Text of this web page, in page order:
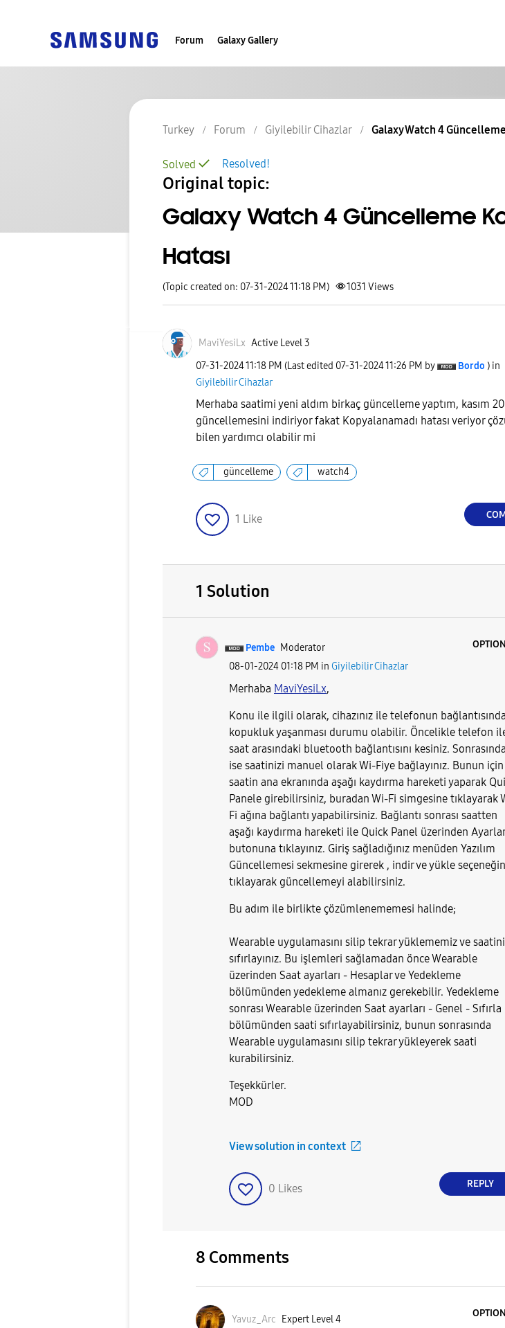
Forum Galaxy Gallery
Turkey Forum Giyilebilir Cihazlar Galaxy Watch 4
Resolved!
Solved
Original topic:
Galaxy Watch 4 Güncelleme
Hatası
(Topic created on: 07-31-2024 11:18 PM) 1031 Views
MaviYesiLx Active Level 3
‎07-31-202411:18 PM (Last edited ‎07-31-202411:26 PM by Bordo ) in
Giyilebilir Cihazlar
Merhaba saatimi yeni aldım birkaç güncelleme yaptım, kasım
güncellemesini indiriyor fakat Kopyalanamadı hatası veriyor
bilen yardımcı olabilir mi
güncelleme watch4
1 Like
1 Solution
Pembe Moderator
‎08-01-2024 01:18 PM in Giyilebilir Cihazlar
Merhaba MaviYesiLx,
Konu ile ilgili olarak, cihazınız ile telefonun
kopukluk yaşanması durumu olabilir. Öncelikle telefon
saat arasındaki bluetooth bağlantısını kesiniz. Sonrasında
ise saatinizi manuel olarak Wi-Fiye bağlayınız. Bunun için
saatin ana ekranında aşağı kaydırma hareketi yaparak
Panele girebilirsiniz, buradan Wi-Fi simgesine tıklayarak
Fi ağına bağlantı yapabilirsiniz. Bağlantı sonrası saatten
aşağı kaydırma hareketi ile Quick Panel üzerinden Ayarlar
butonuna tıklayınız. Giriş sağladığınız menüden Yazılım
Güncellemesi sekmesine girerek , indir ve yükle
tıklayarak güncellemeyi alabilirsiniz.
Bu adım ile birlikte çözümlenememesi halinde;
Wearable uygulamasını silip tekrar yüklememiz ve
sıfırlayınız. Bu işlemleri sağlamadan önce Wearable
üzerinden Saat ayarları - Hesaplar ve Yedekleme
bölümünden yedekleme almanız gerekebilir. Yedekleme
sonrası Wearable üzerinden Saat ayarları - Genel - Sıfırla
bölümünden saati sıfırlayabilirsiniz, bunun sonrasında
Wearable uygulamasını silip tekrar yükleyerek saati
kurabilirsiniz.
Teşekkürler.
MOD
View solution in context
0 Likes REPLY
8 Comments
Yavuz_Arc Expert Level 4